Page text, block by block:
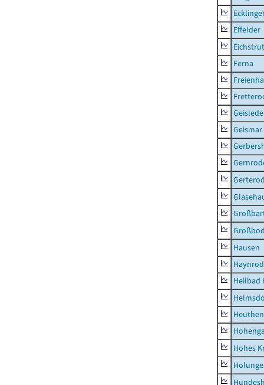
Effelder
Ferna
Geismar
Hausen
Heilbad
Heuthen
Hohes